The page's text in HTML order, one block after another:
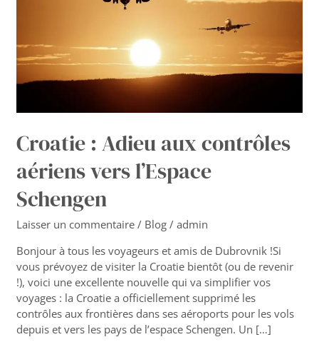
Croatie : Adieu aux contrôles
aériens vers l’Espace
Schengen
Laisser un commentaire / Blog /admin
Bonjour à tous les voyageurs et amis de Dubrovnik !Si
vous prévoyez de visiter la Croatie bientôt (ou de revenir
!), voici une excellente nouvelle qui va simplifier vos
voyages : la Croatie a officiellement supprimé les
contrôles aux frontières dans ses aéroports pour les vols
depuis et vers les pays de l’espace Schengen. Un […]
Schengen